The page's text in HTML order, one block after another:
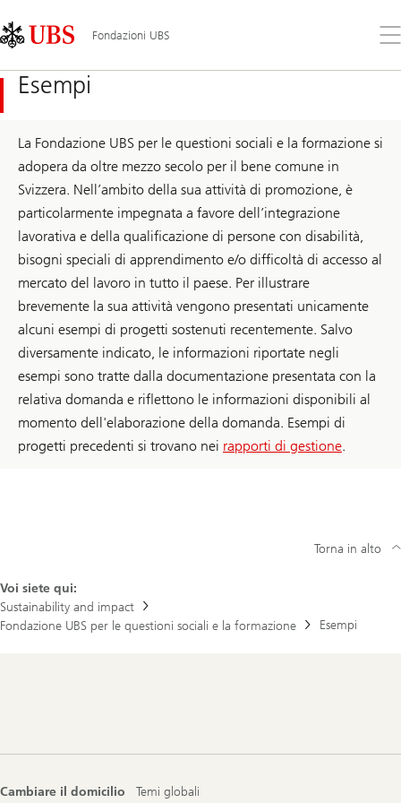
Links
Area
Fondazioni UBS
il
Esempi
La Fondazione UBS per le questioni sociali e la formazione si
adopera da oltre mezzo secolo per il bene comune in
Svizzera. Nell’ambito della sua attività di promozione, è
particolarmente impegnata a favore dell’integrazione
lavorativa e della qualificazione di persone con disabilità,
bisogni speciali di apprendimento e/o difficoltà di accesso al
mercato del lavoro in tutto il paese. Per illustrare
brevemente la sua attività vengono presentati unicamente
alcuni esempi di progetti sostenuti recentemente. Salvo
diversamente indicato, le informazioni riportate negli
esempi sono tratte dalla documentazione presentata con la
relativa domanda e riflettono le informazioni disponibili al
momento dell'elaborazione della domanda. Esempi di
progetti precedenti si trovano nei rapporti di gestione.
Voi siete qui:
Sustainability and impact
Fondazione UBS per le questioni sociali e la formazione
Esempi
Torna in alto
Cambiare il domicilio
Temi globali